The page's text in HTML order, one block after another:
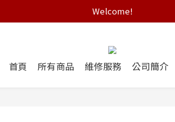
Free shipping on HK orders over
Welcome!
首頁 所有商品 維修服務 公司簡介